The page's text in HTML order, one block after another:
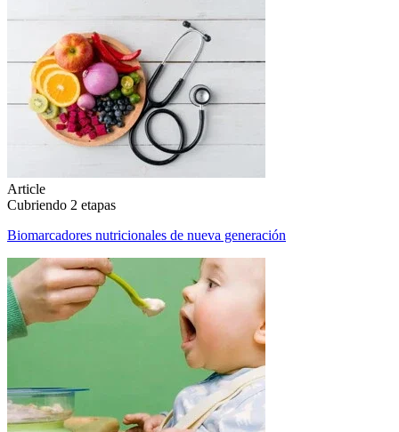
Article
Cubriendo 2 etapas
Biomarcadores nutricionales de nueva generación